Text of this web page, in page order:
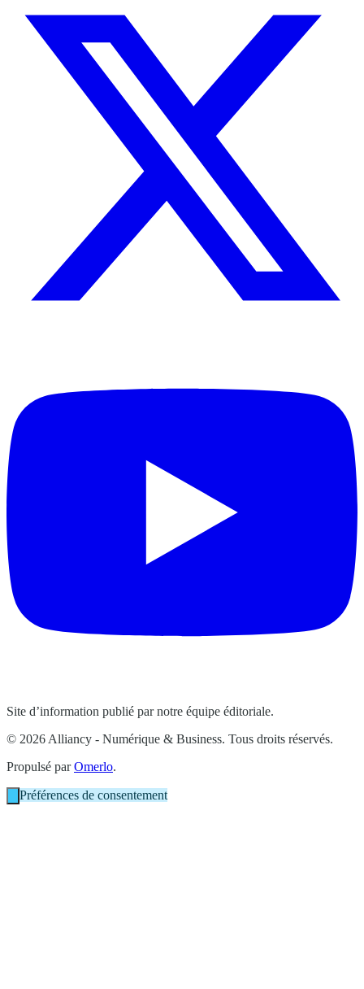
Site d’information publié par notre équipe éditoriale.
© 2026 Alliancy - Numérique & Business. Tous droits réservés.
Propulsé parOmerlo.
Préférences de consentement